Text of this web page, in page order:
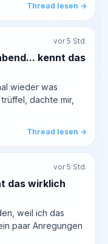
Thread lesen →
vor 5 Std.
kennt das
wieder was
dachte mir,
Thread lesen →
vor 5 Std.
das wirklich
weil ich das
paar Anregungen